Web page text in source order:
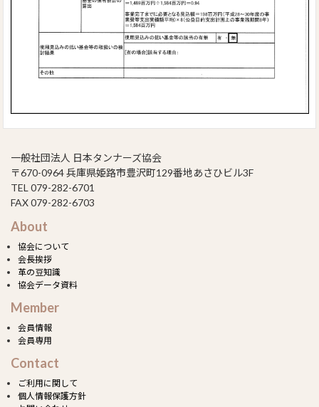
一般社団法人 日本タンナーズ協会
〒670-0964 兵庫県姫路市豊沢町129番地あさひビル3F
TEL 079-282-6701
FAX 079-282-6703
About
協会について
会長挨拶
革の豆知識
協会データ資料
Member
会員情報
会員専用
Contact
ご利用に関して
個人情報保護方針